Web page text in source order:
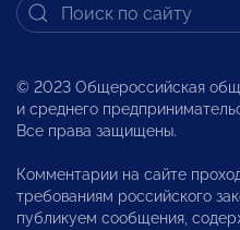
© 2023 Общероссийская
и среднего
Все права защищены.
Комментарии на сайте
требованиям российского
публикуем сообщения,